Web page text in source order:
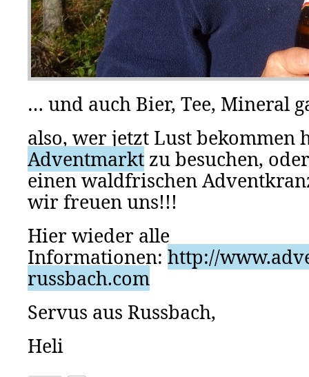
… und auch Bier, Tee, Mineral
also, wer jetzt Lust bekommen
Adventmarkt zu besuchen,
einen waldfrischen
wir freuen uns!!!
Hier wieder alle
Informationen: http://
russbach.com
Servus aus Russbach,
Heli